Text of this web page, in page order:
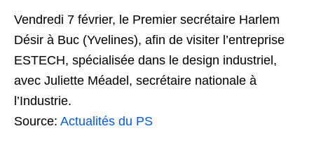
Vendredi 7 février, le Premier secrétaire Harlem
Désir à Buc (Yvelines), afin de visiter l’entreprise
ESTECH, spécialisée dans le design industriel,
avec Juliette Méadel, secrétaire nationale à
l’Industrie.
Source: Actualités du PS